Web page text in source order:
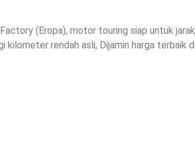
(Eropa), motor touring siap untuk
kilometer rendah asli, Dijamin harga terbaik